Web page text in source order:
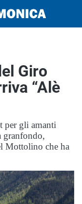
Giro
“Alè
per gli amanti
granfondo,
Mottolino che ha